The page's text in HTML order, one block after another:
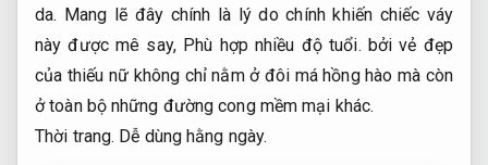
da. Mang lẽ đây chính là lý do chính khiến chiếc váy
này được mê say, Phù hợp nhiều độ tuổi. bởi vẻ đẹp
của thiếu nữ không chỉ nằm ở đôi má hồng hào mà còn
ở toàn bộ những đường cong mềm mại khác.
Thời trang. Dễ dùng hằng ngày.